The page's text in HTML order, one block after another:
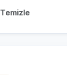
Temizle